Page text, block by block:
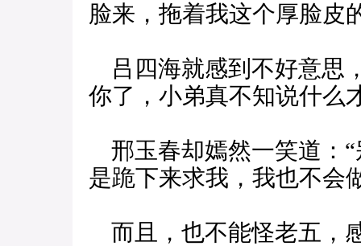
脸来，拖着我这个厚脸皮
吕四海就感到不好意思
你了，小弟真不知说什么
邢玉春却嫣然一笑道：
是跪下来求我，我也不会
而且，也不能怪老五，